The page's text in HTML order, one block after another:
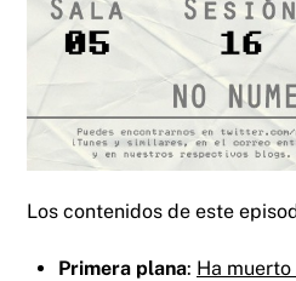
Los contenidos de este
Primera plana: Ha muerto